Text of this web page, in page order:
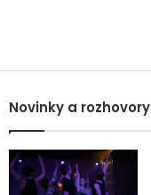
Novinky a rozhovory